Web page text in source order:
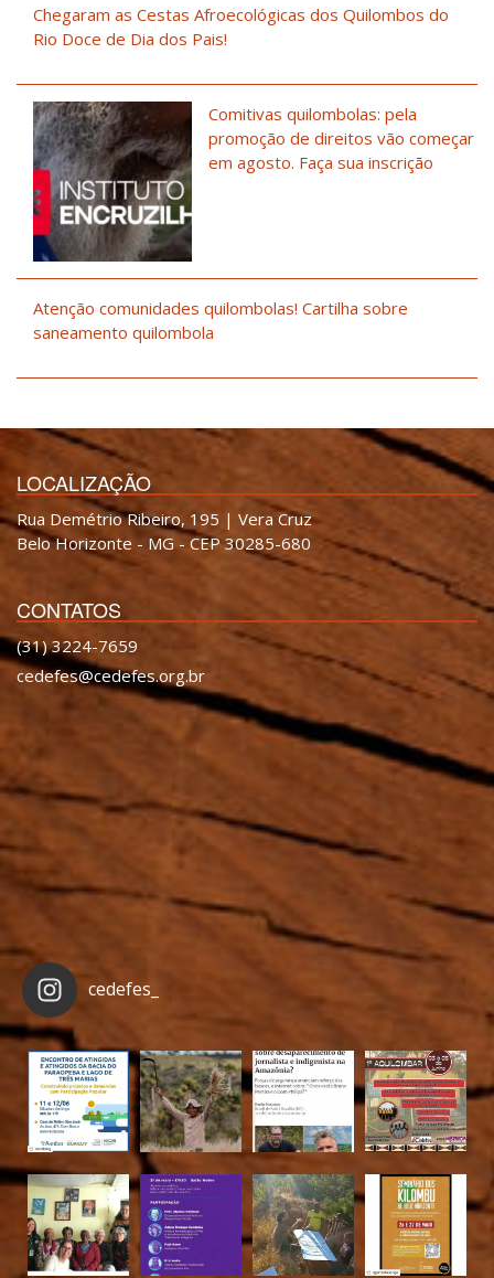
Chegaram as Cestas Afroecológicas dos Quilombos do
Rio Doce de Dia dos Pais!
Comitivas quilombolas: pela
promoção de direitos vão começar
em agosto. Faça sua inscrição
Atenção comunidades quilombolas! Cartilha sobre
saneamento quilombola
LOCALIZAÇÃO
Rua Demétrio Ribeiro, 195 | Vera Cruz
Belo Horizonte - MG - CEP 30285-680
CONTATOS
(31) 3224-7659
cedefes@cedefes.org.br
cedefes_